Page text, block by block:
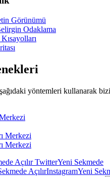
Görünümü
Odaklama
yöntemleri kullanarak
Merkezi
Merkezi
AçılırTwitterYeni Sekmede
AçılırInstagramYeni